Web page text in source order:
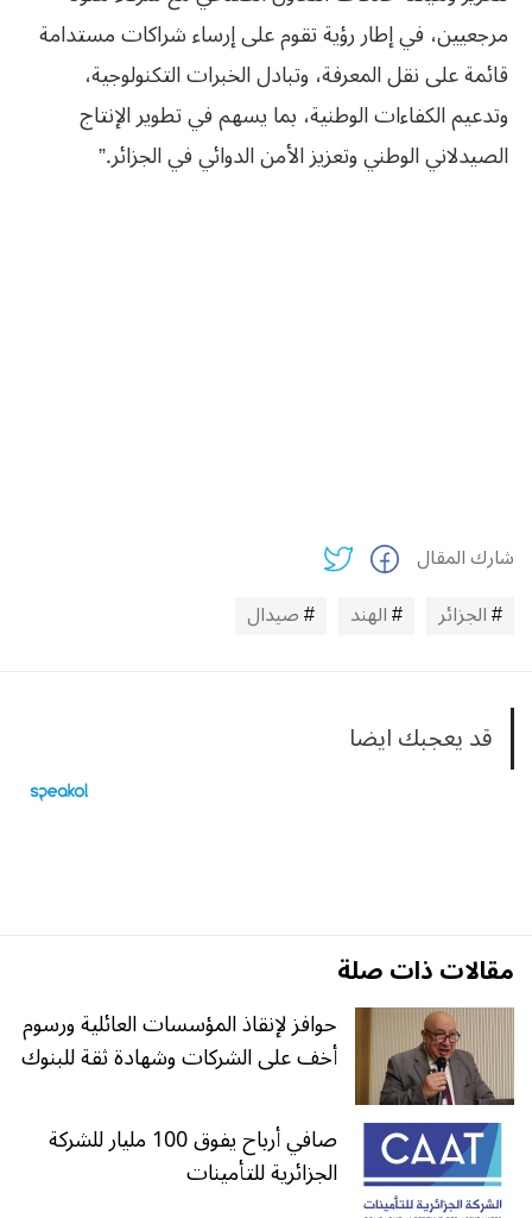
مرجعيين، في إطار رؤية تقوم على إرساء شراكات مستدامة
قائمة على نقل المعرفة، وتبادل الخبرات التكنولوجية،
وتدعيم الكفاءات الوطنية، بما يسهم في تطوير الإنتاج
الصيدلاني الوطني وتعزيز الأمن الدوائي في الجزائر.”
شارك المقال
الجزائر
الهند صيدال
قد يعجبك ايضا
مقالات ذات صلة
حوافز لإنقاذ المؤسسات العائلية ورسوم
أخف على الشركات وشهادة ثقة للبنوك
صافي أرباح يفوق 100 مليار للشركة
الجزائرية للتأمينات